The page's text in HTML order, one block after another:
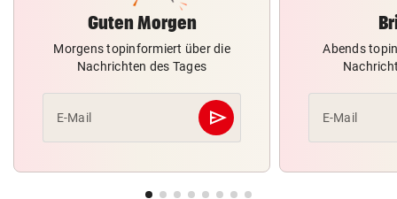
Guten Morgen
Morgens topinformiert über die
Nachrichten des Tages
E-Mail send
Abschicken
Abends
E-Mail